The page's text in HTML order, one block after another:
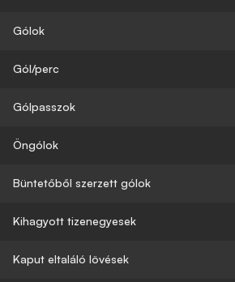
Gólok
Gól/perc
Gólpasszok
Öngólok
Büntetőből szerzett gólok
Kihagyott tizenegyesek
Kaput eltaláló lövések